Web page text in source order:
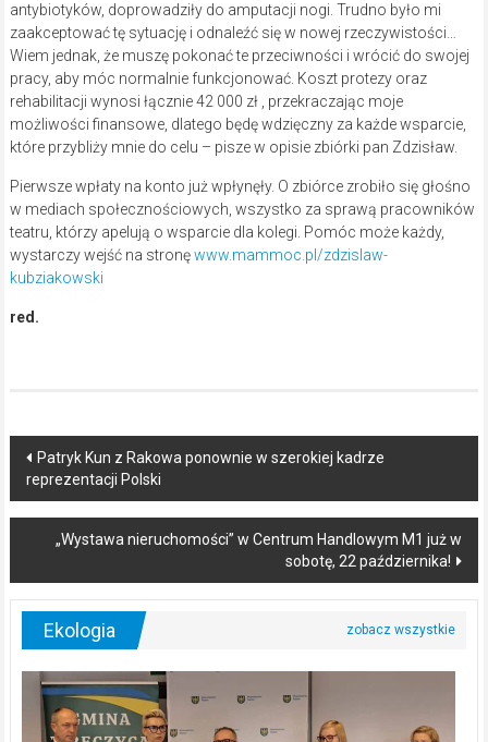
antybiotyków, doprowadziły do amputacji nogi. Trudno było mi
zaakceptować tę sytuację i odnaleźć się w nowej rzeczywistości…
Wiem jednak, że muszę pokonać te przeciwności i wrócić do swojej
pracy, aby móc normalnie funkcjonować. Koszt protezy oraz
rehabilitacji wynosi łącznie 42 000 zł , przekraczając moje
możliwości finansowe, dlatego będę wdzięczny za każde wsparcie,
które przybliży mnie do celu – pisze w opisie zbiórki pan Zdzisław.
Pierwsze wpłaty na konto już wpłynęły. O zbiórce zrobiło się głośno
w mediach społecznościowych, wszystko za sprawą pracowników
teatru, którzy apelują o wsparcie dla kolegi. Pomóc może każdy,
wystarczy wejść na stronęwww.mammoc.pl/zdzislaw-
kubziakowski
red.
Post
navigation
Patryk Kun z Rakowa ponownie w szerokiej kadrze
reprezentacji Polski
„Wystawa nieruchomości” w Centrum Handlowym M1 już w
sobotę, 22 października!
Ekologia